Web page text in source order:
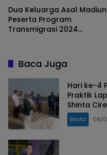
Dua Keluarga Asal Madiun
Peserta Program
Transmigrasi 2024
Baca Juga
Hari ke-4
Praktik
Shinta
Berita 08/